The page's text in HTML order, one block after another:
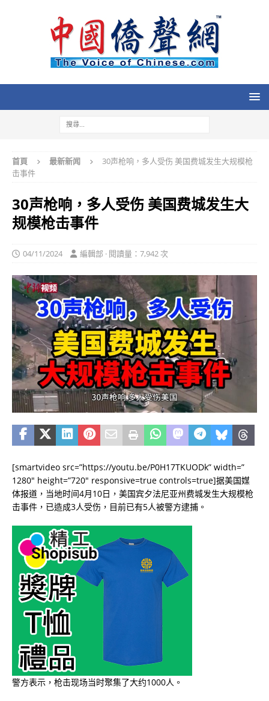
首頁 最新新闻
30声枪响，多人受伤 美国费城发生大规模枪
击事件
30声枪响，多人受伤 美国费城发生大
规模枪击事件
04/11/2024 編輯部 · 閱讀量：7,942 次
[smartvideo src=”https://youtu.be/P0H17TKUODk” width=”
1280″ height=”720″ responsive=true controls=true]据美国媒
体报道，当地时间4月10日，美国宾夕法尼亚州费城发生大规模枪
击事件，已造成3人受伤，目前已有5人被警方逮捕。
警方表示，枪击现场当时聚集了大约1000人。